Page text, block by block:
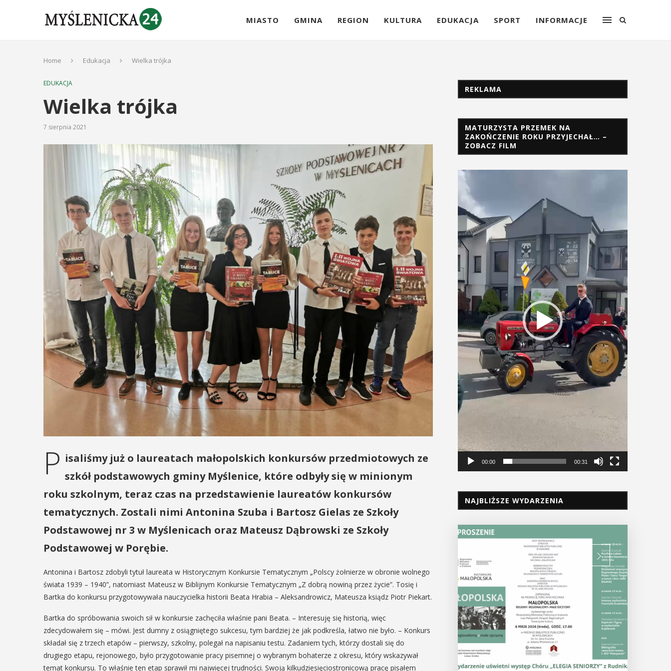
MIASTO GMINA REGION KULTURA EDUKACJA SPORT INFORMACJE
Home Edukacja Wielka trójka
EDUKACJA
Wielka trójka
7 sierpnia 2021
P isaliśmy już o laureatach małopolskich konkursów przedmiotowych ze
szkół podstawowych gminy Myślenice, które odbyły się w minionym
roku szkolnym, teraz czas na przedstawienie laureatów konkursów
tematycznych. Zostali nimi Antonina Szuba i Bartosz Gielas ze Szkoły
Podstawowej nr 3 w Myślenicach oraz Mateusz Dąbrowski ze Szkoły
Podstawowej w Porębie.
Antonina i Bartosz zdobyli tytuł laureata w Historycznym Konkursie Tematycznym „Polscy żołnierze w obronie wolnego
świata 1939 – 1940”, natomiast Mateusz w Biblijnym Konkursie Tematycznym „Z dobrą nowiną przez życie”. Tosię i
Bartka do konkursu przygotowywała nauczycielka historii Beata Hrabia – Aleksandrowicz, Mateusza ksiądz Piotr Piekart.
Bartka do spróbowania swoich sił w konkursie zachęciła właśnie pani Beata. – Interesuję się historią, więc
zdecydowałem się – mówi. Jest dumny z osiągniętego sukcesu, tym bardziej że jak podkreśla, łatwo nie było. – Konkurs
składał się z trzech etapów – pierwszy, szkolny, polegał na napisaniu testu. Zadaniem tych, którzy dostali się do
drugiego etapu, rejonowego, było przygotowanie pracy pisemnej o wybranym bohaterze z okresu, który wskazywał
temat konkursu. To właśnie ten etap sprawił mi najwięcej trudności. Swoją kilkudziesięciostronicową pracę pisałem
REKLAMA
MATURZYSTA PRZEMEK NA
ZAKOŃCZENIE ROKU PRZYJECHAŁ… –
ZOBACZ FILM
Odtwarzacz
video
00:00 00:31
NAJBLIŻSZE WYDARZENIA